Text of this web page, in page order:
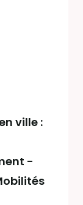
ville :
-